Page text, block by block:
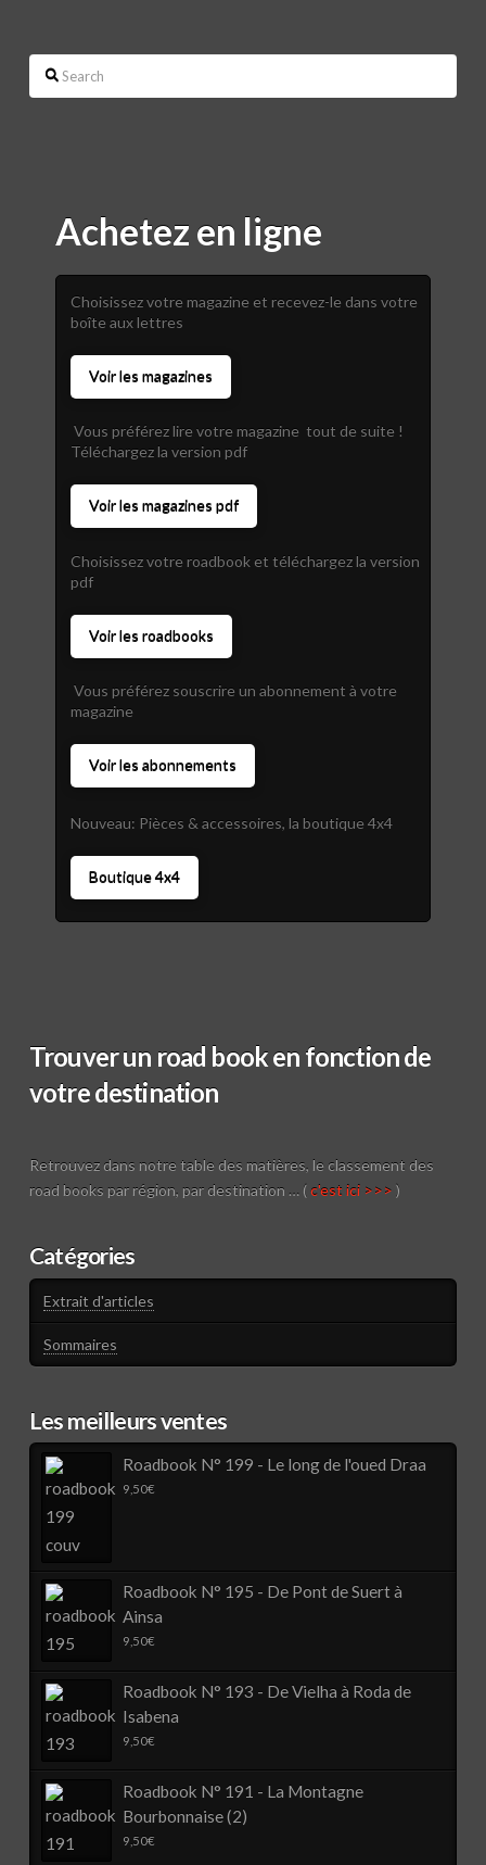
Search
Achetez en ligne
Choisissez votre magazine et recevez-le dans votre
boîte aux lettres
Voir les magazines
Vous préférez lire votre magazine tout de suite !
Téléchargez la version pdf
Voir les magazines pdf
Choisissez votre roadbook et téléchargez la version
pdf
Voir les roadbooks
Vous préférez souscrire un abonnement à votre
magazine
Voir les abonnements
Nouveau: Pièces & accessoires, la boutique 4x4
Boutique 4x4
Trouver un road book en fonction de
votre destination
Retrouvez dans notre table des matières, le classement des
road books par région, par destination … (c'est ici >>> )
Catégories
Extrait d'articles
Sommaires
Les meilleurs ventes
Roadbook N° 199 - Le long de l'oued Draa
9,50€
Roadbook N° 195 - De Pont de Suert à
Ainsa
9,50€
Roadbook N° 193 - De Vielha à Roda de
Isabena
9,50€
Roadbook N° 191 - La Montagne
Bourbonnaise (2)
9,50€